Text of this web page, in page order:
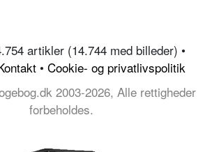
artikler (14.744 med billeder) •
• Cookie- og privatlivspolitik
2003-2026, Alle rettigheder
forbeholdes.